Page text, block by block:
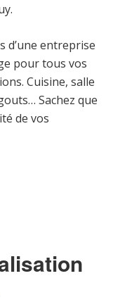
d’une entreprise
pour tous vos
Cuisine, salle
Sachez que
de vos